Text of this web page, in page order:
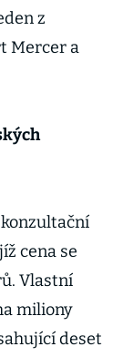
z
Mercer a
cena se
Vlastní
miliony
deset